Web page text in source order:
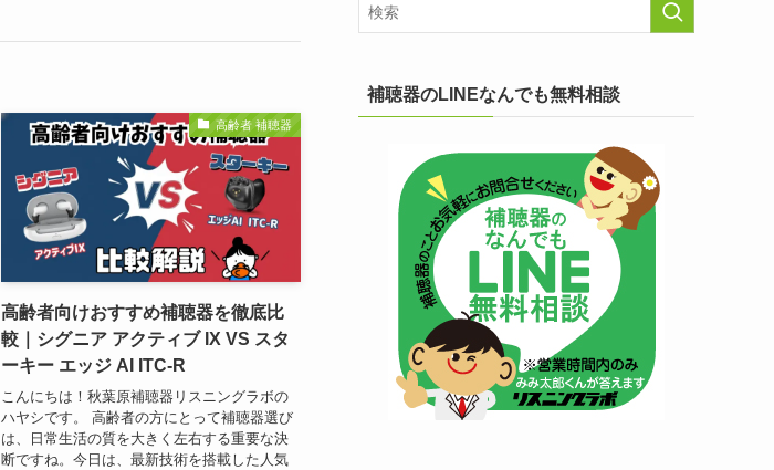
高齢者 補聴器
高齢者向けおすすめ補聴器を徹底比
較｜シグニア アクティブ IX VS スタ
ーキー エッジ AI ITC-R
こんにちは！秋葉原補聴器リスニングラボの
ハヤシです。 高齢者の方にとって補聴器選び
は、日常生活の質を大きく左右する重要な決
断ですね。今日は、最新技術を搭載した人気
補聴器のLINEなんでも無料相談